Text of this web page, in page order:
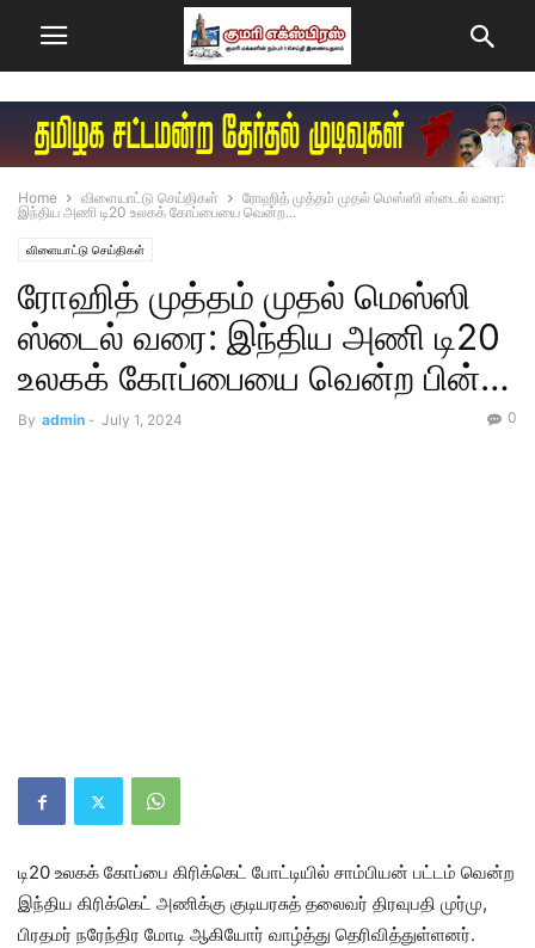
Home விளையாட்டு செய்திகள்
ரோஹித் முத்தம் முதல் மெஸ்ஸி ஸ்டைல் வரை:
இந்திய அணி டி20 உலகக் கோப்பையை வென்ற...
விளையாட்டு செய்திகள்
ரோஹித் முத்தம் முதல் மெஸ்ஸி
ஸ்டைல் வரை: இந்திய அணி டி20
உலகக் கோப்பையை வென்ற பின்…
By admin - July 1, 2024 0
டி20 உலகக் கோப்பை கிரிக்கெட் போட்டியில் சாம்பியன் பட்டம் வென்ற
இந்திய கிரிக்கெட் அணிக்கு குடியரசுத் தலைவர் திரவுபதி முர்மு,
பிரதமர் நரேந்திர மோடி ஆகியோர் வாழ்த்து தெரிவித்துள்ளனர்.